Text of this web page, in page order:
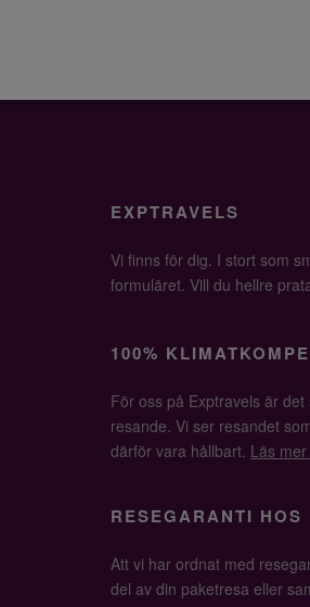
EXPTRAVELS
Vi finns för dig. I stort som
formuläret. Vill du hellre
100%
För oss på Exptravels är
resande. Vi ser resandet
därför vara hållbart. Läs
RESEGARANTI
Att vi har ordnat med
del av din paketresa eller